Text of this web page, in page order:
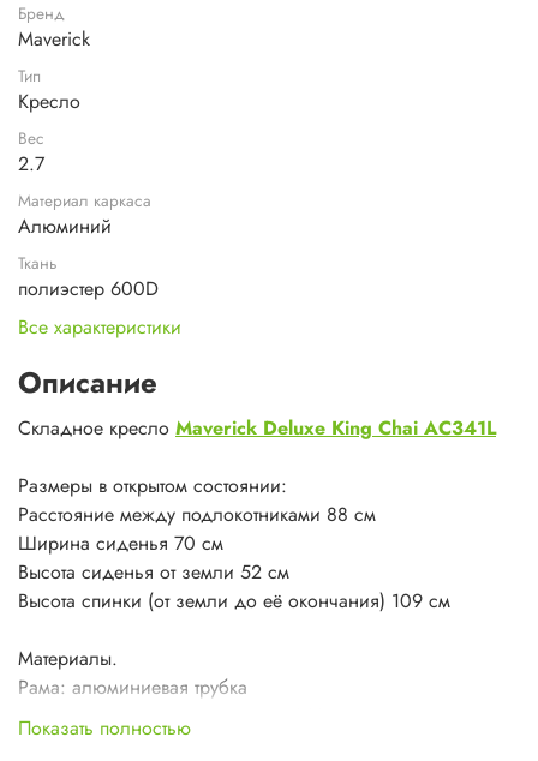
Бренд
Maverick
Тип
Кресло
Вес
2.7
Материал каркаса
Алюминий
Ткань
полиэстер 600D
Все характеристики
Описание
Складное кресло Maverick Deluxe King Chai AC341L
Размеры в открытом состоянии:
Расстояние между подлокотниками 88 см
Ширина сиденья 70 см
Высота сиденья от земли 52 см
Высота спинки (от земли до её окончания) 109 см
Материалы.
Рама: алюминиевая трубка
Материал сиденья: полиэстер 600D
Упаковочная сумка: полиэстер 300D с PU пропиткой
Показать полностью